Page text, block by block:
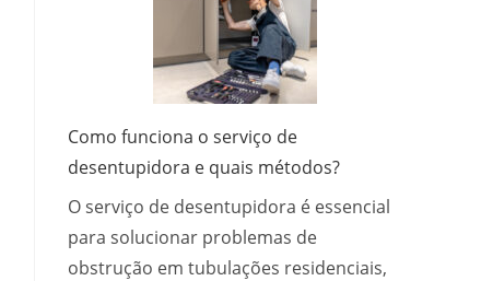
Entenda
os
Efeitos,
a
Duração
Como funciona o serviço de
desentupidora e quais métodos?
O serviço de desentupidora é essencial
para solucionar problemas de
obstrução em tubulações residenciais,